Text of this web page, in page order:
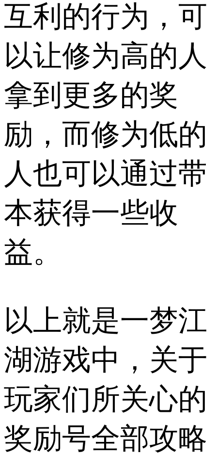
互利的行为，可
以让修为高的人
拿到更多的奖
励，而修为低的
人也可以通过带
本获得一些收
益。
以上就是一梦江
湖游戏中，关于
玩家们所关心的
奖励号全部攻略